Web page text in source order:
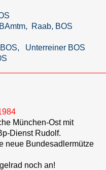
Raab, BOS
BOS
München-Ost mit
Dienst Rudolf.
neue Bundesadlermütze
noch an!